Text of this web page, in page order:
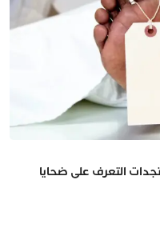
التعرف على ضحايا